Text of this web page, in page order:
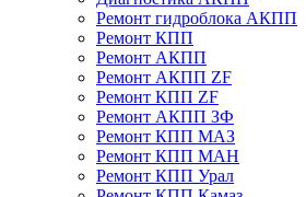
Ремонт гидроблока АКПП
Ремонт КПП
Ремонт АКПП
Ремонт АКПП ZF
Ремонт КПП ZF
Ремонт АКПП ЗФ
Ремонт КПП МАЗ
Ремонт КПП МАН
Ремонт КПП Урал